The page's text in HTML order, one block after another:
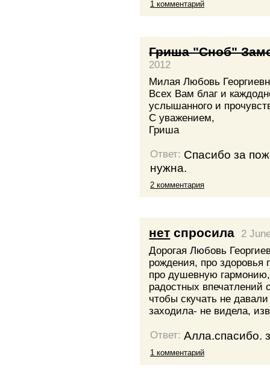
1 комментарий
Гриша "Сноб"
2012
Милая Любовь
Всех Вам благ и
услышанного и
С уважением,
Гриша
Ответ: Спасибо за
нужна.
2 комментария
нет спросила
2
Дорогая Любовь
рождения, про здоровья
про душевную
радостных впечатлений
чтобы скучать не
заходила- не видела,
Ответ: Алла.спасибо.
1 комментарий